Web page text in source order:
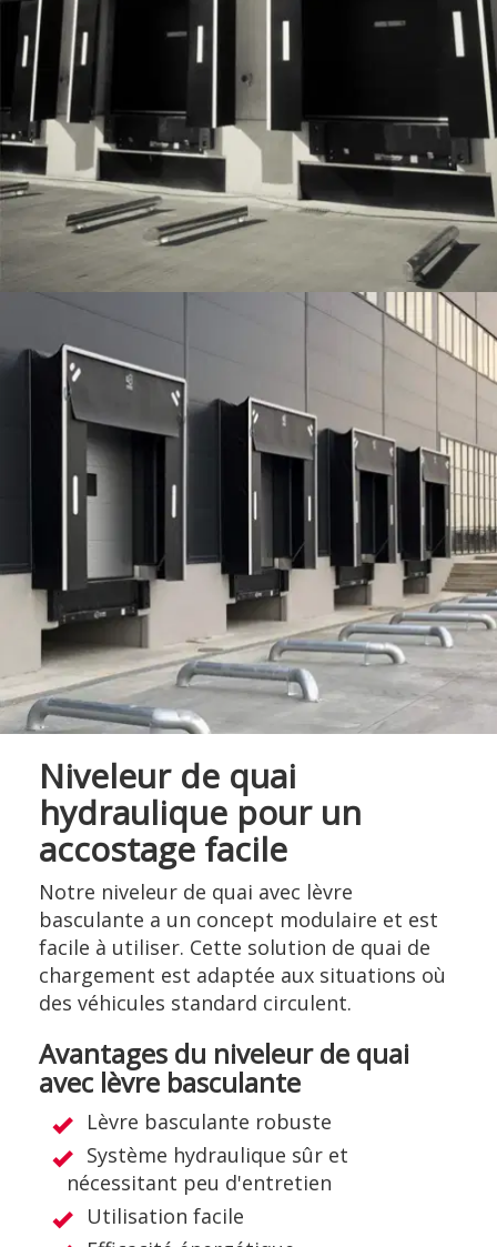
Niveleur de quai
hydraulique pour un
accostage facile
Notre niveleur de quai avec lèvre
basculante a un concept modulaire et est
facile à utiliser. Cette solution de quai de
chargement est adaptée aux situations où
des véhicules standard circulent.
Avantages du niveleur de quai
avec lèvre basculante
Lèvre basculante robuste
Système hydraulique sûr et
nécessitant peu d'entretien
Utilisation facile